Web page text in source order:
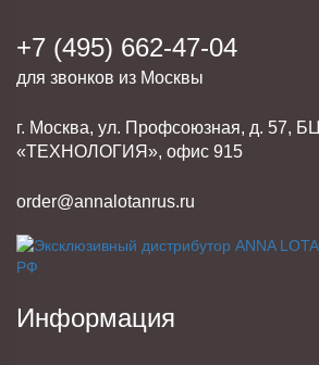
+7 (495) 662-47-04
для звонков из Москвы
г. Москва, ул. Профсоюзная, д. 57, БЦ
«ТЕХНОЛОГИЯ», офис 915
order@annalotanrus.ru
Информация